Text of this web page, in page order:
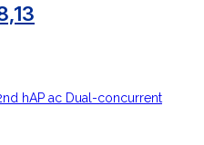
precio
$238,13.